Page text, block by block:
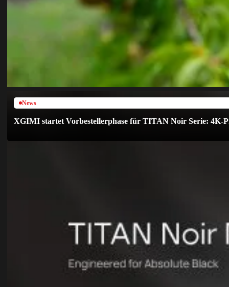
News
XGIMI startet Vorbestellerphase für TITAN Noir Serie: 4K-